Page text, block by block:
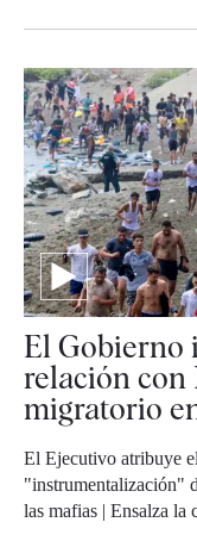
El Gobierno
relación con
migratorio
El Ejecutivo atribuye
"instrumentalización"
las mafias | Ensalza la